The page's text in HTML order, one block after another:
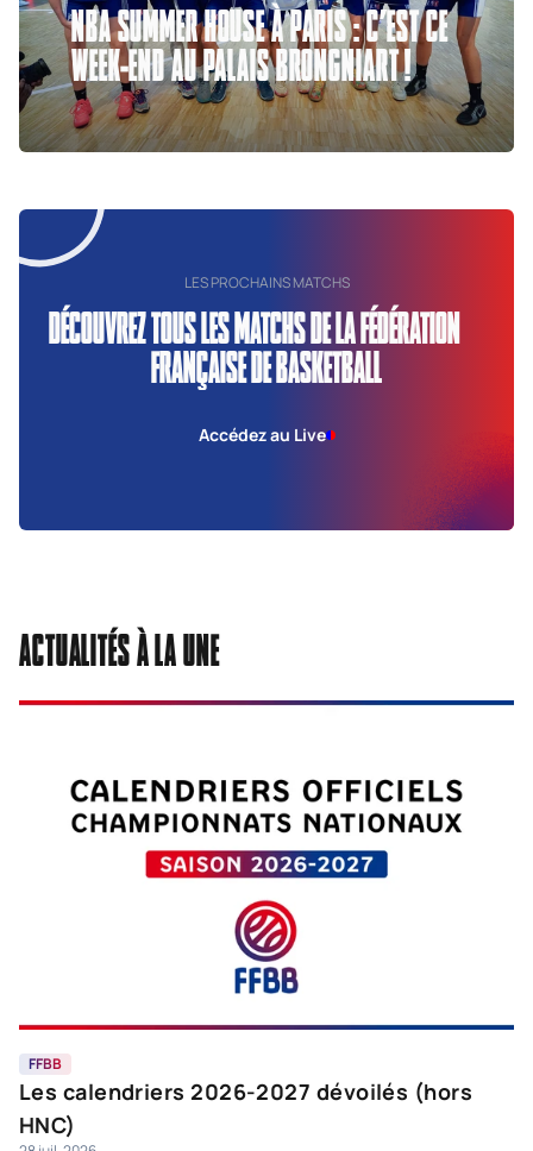
NBA SUMMER HOUSE À PARIS : C’EST CE
WEEK-END AU PALAIS BRONGNIART !
LES PROCHAINS MATCHS
DÉCOUVREZ TOUS LES MATCHS DE LA FÉDÉRATION
FRANÇAISE DE BASKETBALL
Accédez au Live
ACTUALITÉS À LA UNE
FFBB
Les calendriers 2026-2027 dévoilés (hors
HNC)